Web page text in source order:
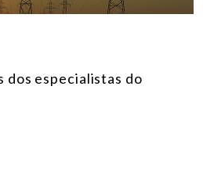
especialistas do